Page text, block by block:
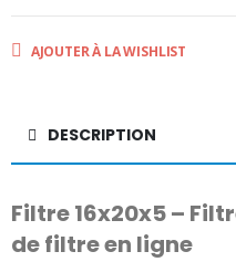
AJOUTER À LA WISHLIST
DESCRIPTION
Filtre 16x20x5 –
de filtre en ligne